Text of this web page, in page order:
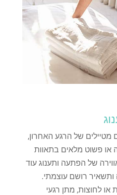
של הרגע האחרון,
פשוט מלאים בתאוות
של הפתעה ותענוג עוד
רושם עוצמתי.
או לחוצות, מתן רגעי